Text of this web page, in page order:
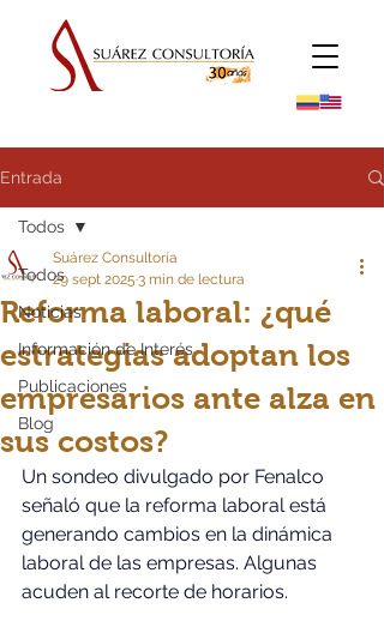
Entrada
Todos
Noticias
Información de Interés
Publicaciones
Blog
Todos
Reforma laboral: ¿qué
estrategias adoptan los
empresarios ante alza en
sus costos?
Suárez Consultoría
29 sept 2025 3 min de lectura
Un sondeo divulgado por Fenalco
señaló que la reforma laboral está
generando cambios en la dinámica
laboral de las empresas. Algunas
acuden al recorte de horarios.